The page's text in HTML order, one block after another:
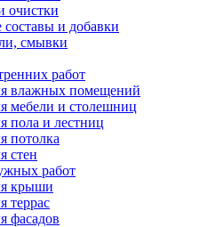
очистки
и добавки
смывки
работ
влажных помещений
мебели и столешниц
пола и лестниц
потолка
стен
работ
крыши
террас
фасадов